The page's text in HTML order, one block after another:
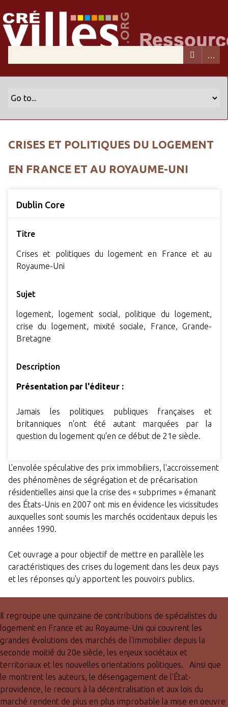
CRISES ET POLITIQUES DU LOGEMENT
EN FRANCE ET AU ROYAUME-UNI
Dublin Core
Titre
Crises et politiques du logement en France et au
Royaume-Uni
Sujet
logement, logement social, politique du logement,
crise du logement, mixité sociale, France, Grande-
Bretagne
Description
Présentation par l'éditeur :
Jamais les politiques publiques françaises et
britanniques n'ont été autant marquées par la
question du logement qu'en ce début de 21e siècle.
L'envolée spéculative des prix immobiliers, l'accroissement
des phénomènes de ségrégation et de précarisation
résidentielles ainsi que la crise des « subprimes » émanant
des États-Unis en 2007 ont mis en évidence les vicissitudes
auxquelles sont soumis les marchés occidentaux depuis les
années 1990.
Cet ouvrage a pour objectif de mettre en parallèle les
caractéristiques des crises du logement dans les deux pays
et les réponses qu'y apportent les pouvoirs publics.
Il regroupe une quinzaine de contributions de spécialistes du
logement en France et au Royaume-Uni qui couvrent les
grandes évolutions des marchés de l'immobilier depuis la
seconde moitié du 20e siècle, les enjeux sociétaux et
territoriaux et les nouvelles orientations politiques. Ainsi que
le montrent les auteurs, le désengagement de l'État-
providence, le recours à la décentralisation et aux lois du
marché rendent de plus en plus improbable la mise en oeuvre